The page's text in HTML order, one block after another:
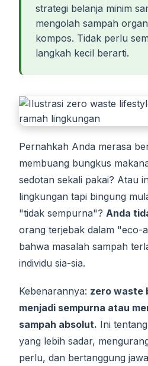
strategi belanja minim
mengolah sampah
kompos. Tidak perlu
langkah kecil berarti.
Pernahkah Anda merasa
membuang bungkus
sedotan sekali pakai? Atau
lingkungan tapi bingung
"tidak sempurna"? Anda
orang terjebak dalam
bahwa masalah sampah
individu sia-sia.
Kebenarannya: zero waste
menjadi sempurna atau
sampah absolut. Ini
yang lebih sadar,
perlu, dan bertanggung